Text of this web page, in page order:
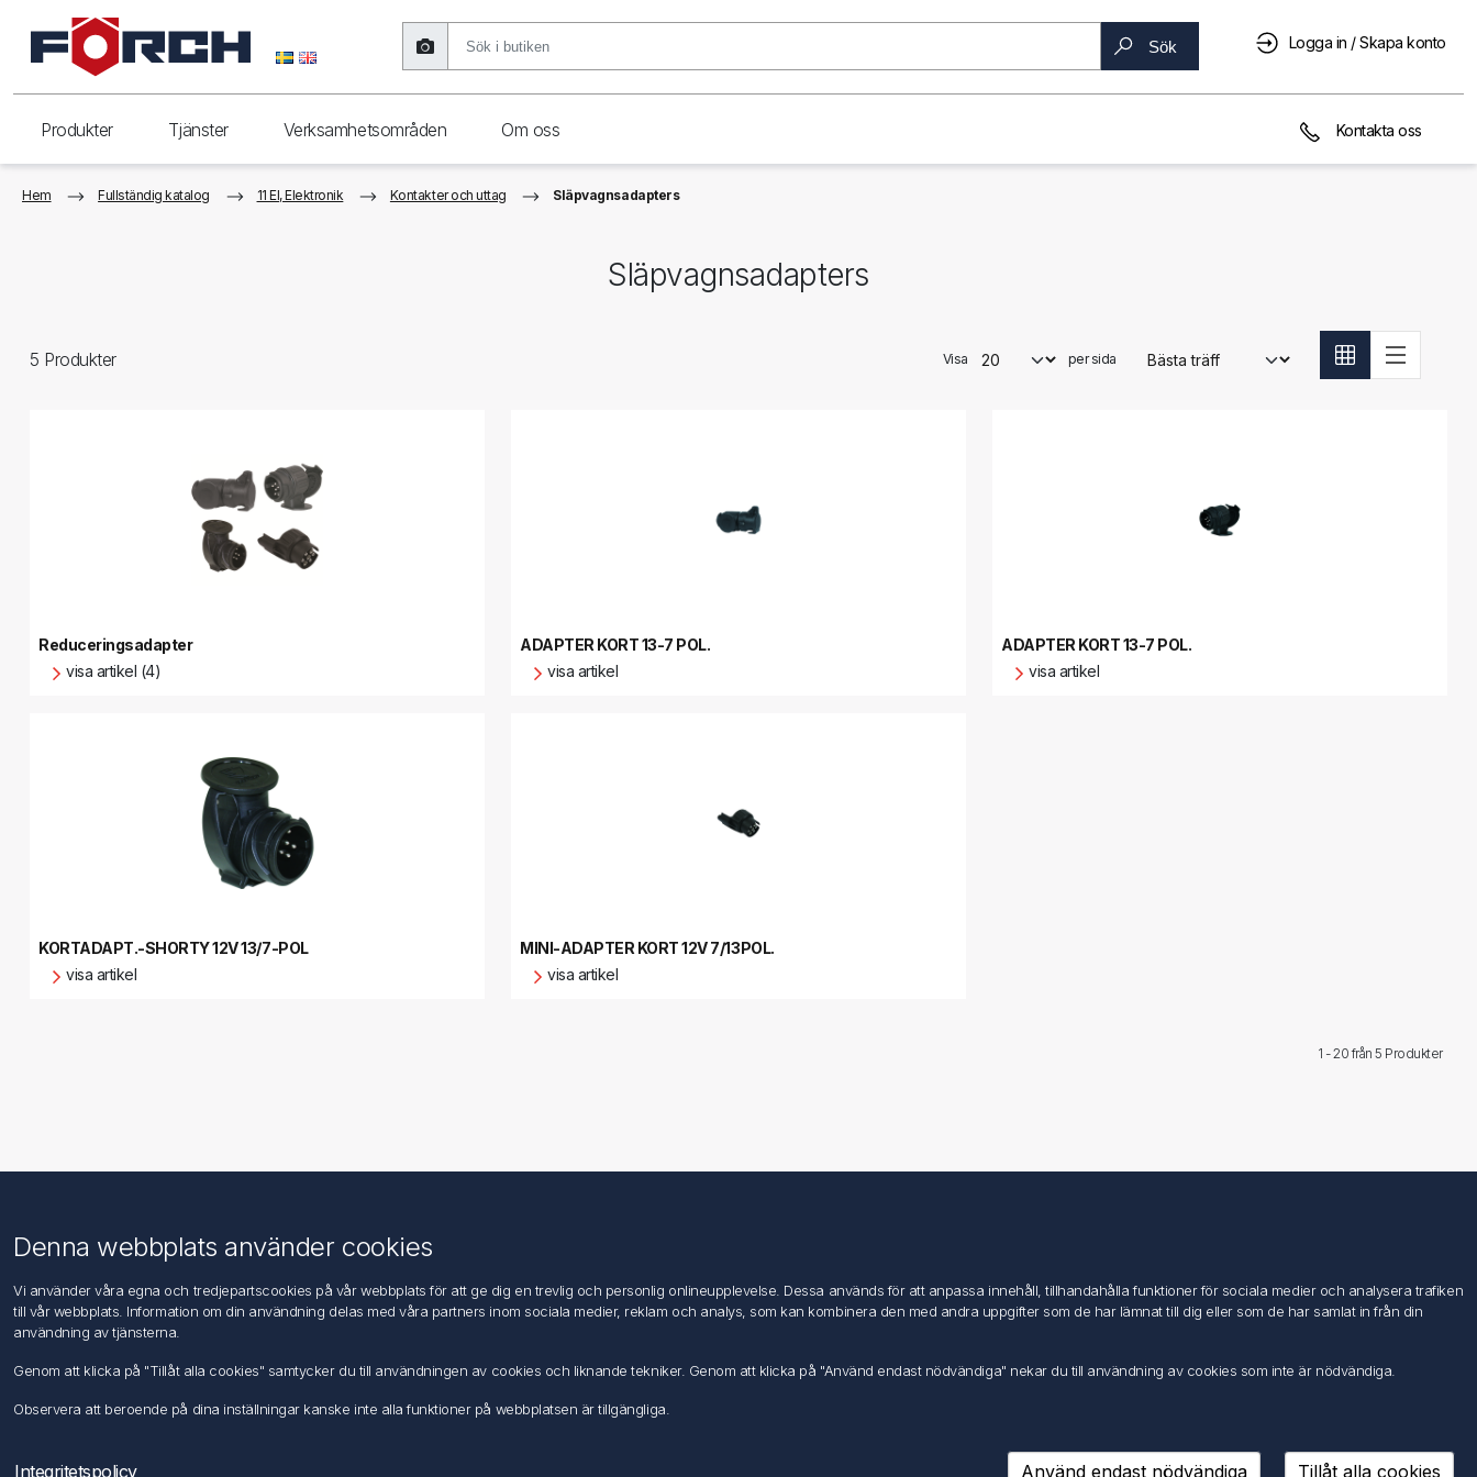
Sök Logga in / Skapa konto
Produkter Tjänster Verksamhetsområden Om oss Kontakta oss
Hem Fullständig katalog 11 El, Elektronik Kontakter och uttag Släpvagnsadapters
Släpvagnsadapters
5 Produkter Visa per sida
Reduceringsadapter
visa artikel (4)
ADAPTER KORT 13-7 POL.
visa artikel
ADAPTER KORT 13-7 POL.
visa artikel
KORTADAPT.-SHORTY 12V 13/7-POL
visa artikel
MINI-ADAPTER KORT 12V 7/13POL.
visa artikel
1 - 20 från5 Produkter
Information
DIN EN ISO 9001 & 14001
Integritetspolicy
Om oss
Kundtjänst
Mina ordrar
Denna webbplats använder cookies
Vi använder våra egna och tredjepartscookies på vår webbplats för att ge dig en trevlig och personlig onlineupplevelse. Dessa används för att anpassa innehåll, tillhandahålla funktioner för sociala medier och analysera trafiken
till vår webbplats. Information om din användning delas med våra partners inom sociala medier, reklam och analys, som kan kombinera den med andra uppgifter som de har lämnat till dig eller som de har samlat in från din
användning av tjänsterna.
Genom att klicka på "Tillåt alla cookies" samtycker du till användningen av cookies och liknande tekniker. Genom att klicka på "Använd endast nödvändiga" nekar du till användning av cookies som inte är nödvändiga.
Observera att beroende på dina inställningar kanske inte alla funktioner på webbplatsen är tillgängliga.
Integritetspolicy Använd endast nödvändiga Tillåt alla cookies